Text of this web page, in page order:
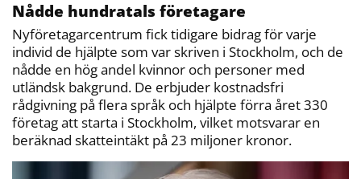
Nådde hundratals företagare
Nyföretagarcentrum fick tidigare bidrag för varje
individ de hjälpte som var skriven i Stockholm, och de
nådde en hög andel kvinnor och personer med
utländsk bakgrund. De erbjuder kostnadsfri
rådgivning på flera språk och hjälpte förra året 330
företag att starta i Stockholm, vilket motsvarar en
beräknad skatteintäkt på 23 miljoner kronor.